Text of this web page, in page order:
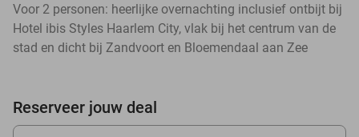
Voor 2 personen: heerlijke overnachting inclusief ontbijt bij
Hotel ibis Styles Haarlem City, vlak bij het centrum van de
stad en dicht bij Zandvoort en Bloemendaal aan Zee
Reserveer jouw deal